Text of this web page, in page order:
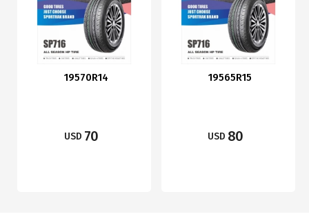
19570R14
USD 70
19565R15
USD 80